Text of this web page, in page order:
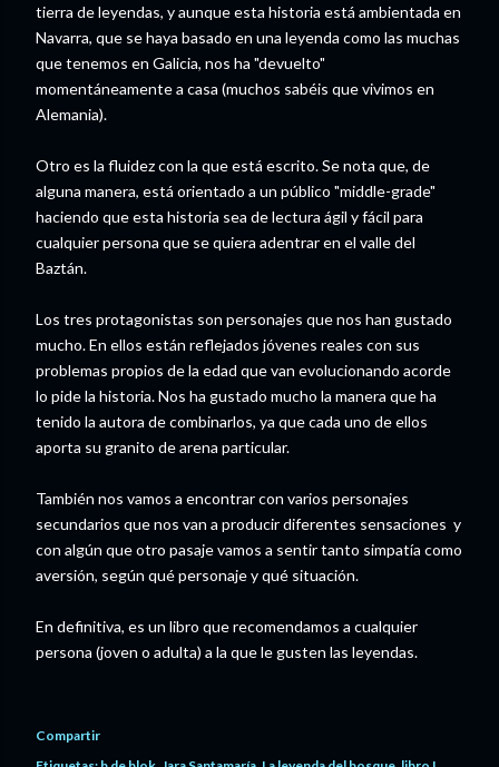
tierra de leyendas, y aunque esta historia está ambientada en
Navarra, que se haya basado en una leyenda como las muchas
que tenemos en Galicia, nos ha "devuelto"
momentáneamente a casa (muchos sabéis que vivimos en
Alemania).
Otro es la fluidez con la que está escrito. Se nota que, de
alguna manera, está orientado a un público "middle-grade"
haciendo que esta historia sea de lectura ágil y fácil para
cualquier persona que se quiera adentrar en el valle del
Baztán.
Los tres protagonistas son personajes que nos han gustado
mucho. En ellos están reflejados jóvenes reales con sus
problemas propios de la edad que van evolucionando acorde
lo pide la historia. Nos ha gustado mucho la manera que ha
tenido la autora de combinarlos, ya que cada uno de ellos
aporta su granito de arena particular.
También nos vamos a encontrar con varios personajes
secundarios que nos van a producir diferentes sensaciones y
con algún que otro pasaje vamos a sentir tanto simpatía como
aversión, según qué personaje y qué situación.
En definitiva, es un libro que recomendamos a cualquier
persona (joven o adulta) a la que le gusten las leyendas.
Compartir